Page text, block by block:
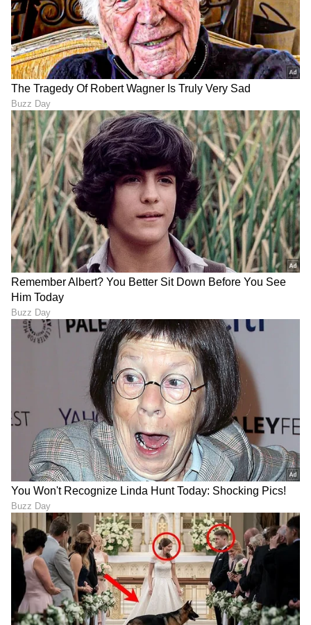
ಸೀರೆಯಲ್ಲಿ Slim & Tall
ಕಾಣಬೇಕೆ? ಈ ಡ್ರೇಪಿಂಗ್‌
ಮಿಸ್ಟೇಕ್ ಅವಾಯ್ಡ್ ಮಾಡಿ
Gen Z ಯುವಜನರ ಹೊಸ
ಕ್ರೇಝ್: ಕೃಷ್ಣನಿಂದ ಸ್ಫೂರ್ತಿ ಪಡೆದ
7 ಸಿಲ್ವರ್ ಜ್ಯುವೆಲ್ಲರಿ ಡಿಸೈನ್ಸ್
ನೋಡಿ
LATEST VIDEOS
"ರಾಜಕೀಯ ಬೇಡ, ಸಿನಿಮಾನೇ ಪ್ರಾಣ":
ಕನಕೋತ್ಸವದಲ್ಲಿ ರಿಷಬ್ ಶೆಟ್ಟಿ | Rishab
Shetty speech | Suvarna News
ಶೇ.50 ರಿಂದ ಶೇ.18 ಕ್ಕೆ TAX ಇಳಿಕೆ: ಮೋದಿ-
ಟ್ರಂಪ್ ಐತಿಹಾಸಿಕ ಒಪ್ಪಂದ | India US
Trade Deal | Party Rounds